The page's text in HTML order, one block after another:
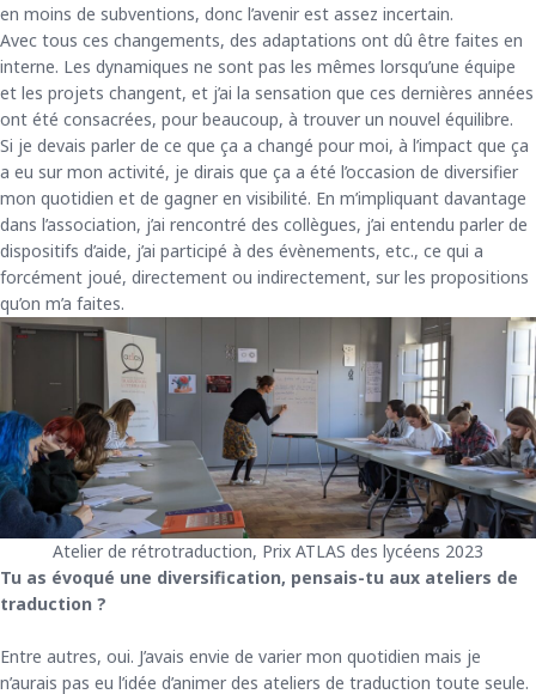
en moins de subventions, donc l’avenir est assez incertain.
Avec tous ces changements, des adaptations ont dû être faites en
interne. Les dynamiques ne sont pas les mêmes lorsqu’une équipe
et les projets changent, et j’ai la sensation que ces dernières années
ont été consacrées, pour beaucoup, à trouver un nouvel équilibre.
Si je devais parler de ce que ça a changé pour moi, à l’impact que ça
a eu sur mon activité, je dirais que ça a été l’occasion de diversifier
mon quotidien et de gagner en visibilité. En m’impliquant davantage
dans l’association, j’ai rencontré des collègues, j’ai entendu parler de
dispositifs d’aide, j’ai participé à des évènements, etc., ce qui a
forcément joué, directement ou indirectement, sur les propositions
qu’on m’a faites.
Atelier de rétrotraduction, Prix ATLAS des lycéens 2023
Tu as évoqué une diversification, pensais-tu aux ateliers de
traduction ?
Entre autres, oui. J’avais envie de varier mon quotidien mais je
n’aurais pas eu l’idée d’animer des ateliers de traduction toute seule.